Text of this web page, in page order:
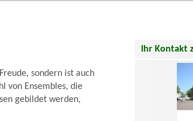
sondern ist auch
von Ensembles, die
gebildet werden,
Ihr Kontakt